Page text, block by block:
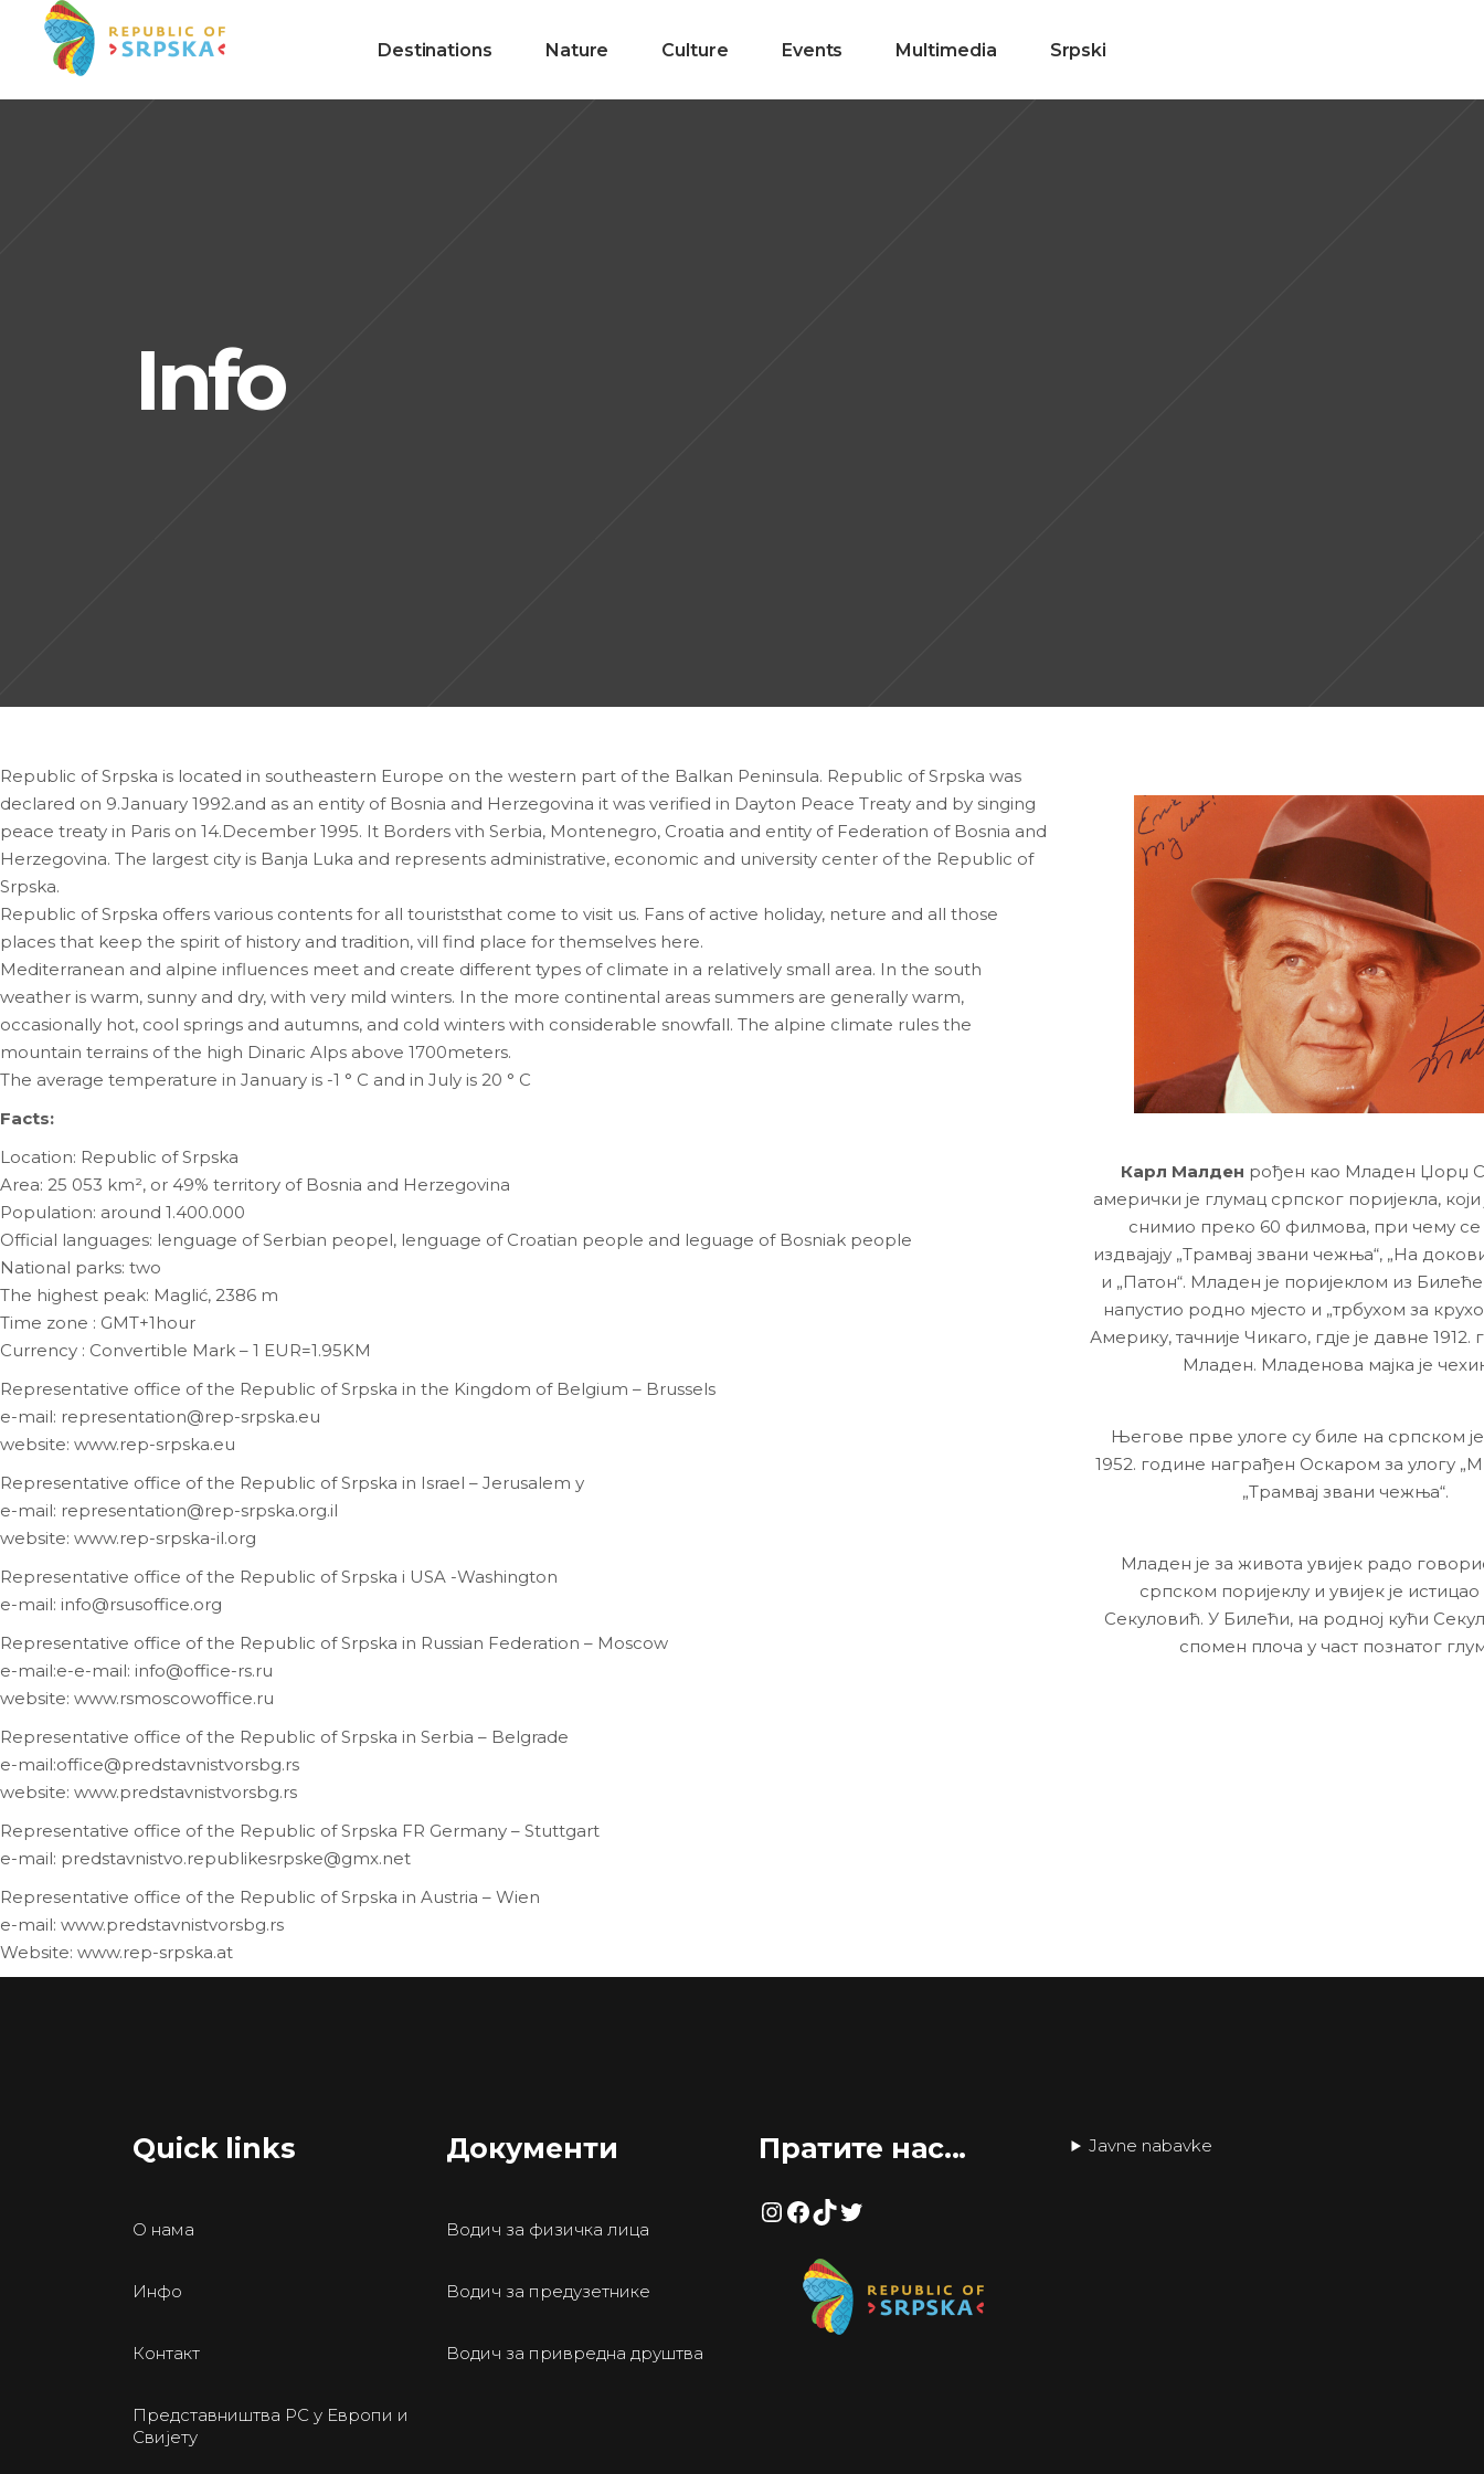
Destinations Nature Culture Events Multimedia Srpski
Info
Republic of Srpska is located in southeastern Europe on the western part of the Balkan Peninsula. Republic of Srpska was
declared on 9.January 1992.and as an entity of Bosnia and Herzegovina it was verified in Dayton Peace Treaty and by singing
peace treaty in Paris on 14.December 1995. It Borders vith Serbia, Montenegro, Croatia and entity of Federation of Bosnia and
Herzegovina. The largest city is Banja Luka and represents administrative, economic and university center of the Republic of
Srpska.
Republic of Srpska offers various contents for all touriststhat come to visit us. Fans of active holiday, neture and all those
places that keep the spirit of history and tradition, vill find place for themselves here.
Mediterranean and alpine influences meet and create different types of climate in a relatively small area. In the south
weather is warm, sunny and dry, with very mild winters. In the more continental areas summers are generally warm,
occasionally hot, cool springs and autumns, and cold winters with considerable snowfall. The alpine climate rules the
mountain terrains of the high Dinaric Alps above 1700meters.
The average temperature in January is -1 ° C and in July is 20 ° C
Facts:
Location: Republic of Srpska
Area: 25 053 km², or 49% territory of Bosnia and Herzegovina
Population: around 1.400.000
Official languages: lenguage of Serbian peopel, lenguage of Croatian people and leguage of Bosniak people
National parks: two
The highest peak: Maglić, 2386 m
Time zone : GMT+1hour
Currency : Convertible Mark – 1 EUR=1.95KM
Representative office of the Republic of Srpska in the Kingdom of Belgium – Brussels
e-mail: representation@rep-srpska.eu
website: www.rep-srpska.eu
Representative office of the Republic of Srpska in Israel – Jerusalem у
e-mail: representation@rep-srpska.org.il
website: www.rep-srpska-il.org
Representative office of the Republic of Srpska i USA -Washington
e-mail: info@rsusoffice.org
Representative office of the Republic of Srpska in Russian Federation – Moscow
e-mail:e-e-mail: info@office-rs.ru
website: www.rsmoscowoffice.ru
Representative office of the Republic of Srpska in Serbia – Belgrade
e-mail:office@predstavnistvorsbg.rs
website: www.predstavnistvorsbg.rs
Representative office of the Republic of Srpska FR Germany – Stuttgart
e-mail: predstavnistvo.republikesrpske@gmx.net
Representative office of the Republic of Srpska in Austria – Wien
e-mail: www.predstavnistvorsbg.rs
Website: www.rep-srpska.at
Карл Малден рођен као Младен Џорџ
амерички је глумац српског поријекла, који
снимио преко 60 филмова, при чему
издвајају „Трамвај звани чежња“, „На
и „Патон“. Младен је поријеклом из Билеће,
напустио родно мјесто и „трбухом за
Америку, тачније Чикаго, гдје је давне
Младен. Младенова мајка је
Његове прве улоге су биле на српском
1952. године награђен Оскаром за улогу
„Трамвај звани чежња“.
Младен је за живота увијек радо
српском поријеклу и увијек је истицао
Секуловић. У Билећи, на родној кући
спомен плоча у част познатог
Quick links
О нама
Инфо
Контакт
Представништва РС у Европи и
Свијету
Документи
Водич за физичка лица
Водич за предузетнике
Водич за привредна друштва
Пратите нас...
Instagram
Facebook
TikTok
Twitter
Javne nabavke